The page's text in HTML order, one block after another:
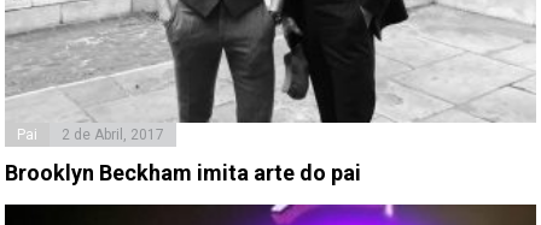
Pai 2 de Abril, 2017
Brooklyn Beckham imita arte do pai